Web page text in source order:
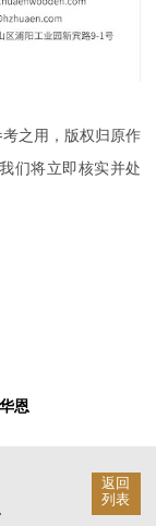
之用，版权归原作
们将立即核实并处
恩
返回
列表
架